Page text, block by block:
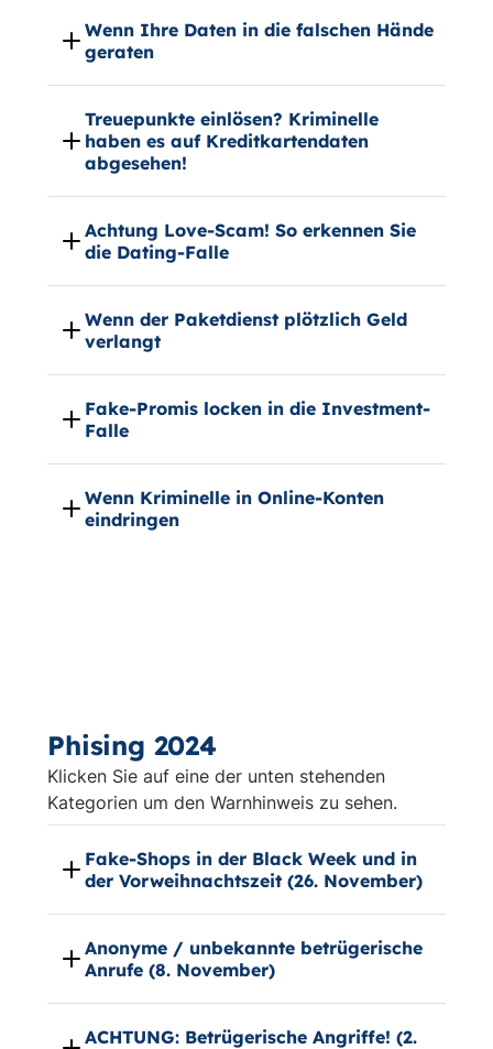
Wenn Ihre Daten in die falschen Hände
geraten
Treuepunkte einlösen? Kriminelle
haben es auf Kreditkartendaten
abgesehen!
Achtung Love-Scam! So erkennen Sie
die Dating-Falle
Wenn der Paketdienst plötzlich Geld
verlangt
Fake-Promis locken in die Investment-
Falle
Wenn Kriminelle in Online-Konten
eindringen
Phising 2024
Klicken Sie auf eine der unten stehenden
Kategorien um den Warnhinweis zu sehen.
Fake-Shops in der Black Week und in
der Vorweihnachtszeit (26. November)
Anonyme / unbekannte betrügerische
Anrufe (8. November)
ACHTUNG: Betrügerische Angriffe! (2.